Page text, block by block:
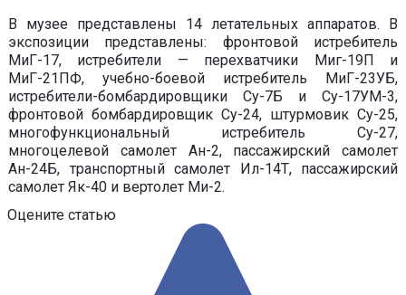
В музее представлены 14 летательных аппаратов. В
экспозиции представлены: фронтовой истребитель
МиГ-17, истребители — перехватчики Миг-19П и
МиГ-21ПФ, учебно-боевой истребитель МиГ-23УБ,
истребители-бомбардировщики Су-7Б и Су-17УМ-3,
фронтовой бомбардировщик Су-24, штурмовик Су-25,
многофункциональный истребитель Су-27,
многоцелевой самолет Ан-2, пассажирский самолет
Ан-24Б, транспортный самолет Ил-14Т, пассажирский
самолет Як-40 и вертолет Ми-2.
Оцените статью